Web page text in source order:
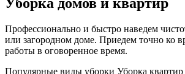
Профессионально и быстро наведем
или загородном доме. Приедем точно ко
работы в оговоренное время.
Популярные виды уборки Уборка квартир